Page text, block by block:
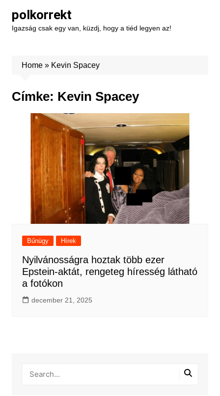
content
polkorrekt
Igazság csak egy van, küzdj, hogy a tiéd legyen az!
Home» Kevin Spacey
Címke: Kevin Spacey
Bűnügy Hírek
Nyilvánosságra hoztak több ezer
Epstein-aktát, rengeteg híresség látható
a fotókon
december 21, 2025